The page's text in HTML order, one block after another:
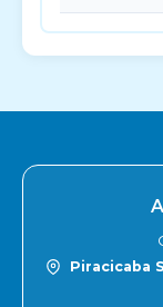
Piracicaba